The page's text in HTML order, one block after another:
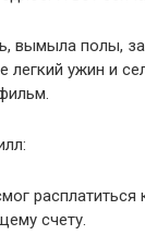
вымыла полы,
легкий ужин и
расплатиться
счету.